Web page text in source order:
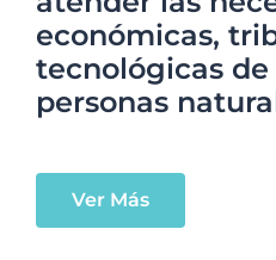
económicas,
tecnológicas de
personas
Ver Más